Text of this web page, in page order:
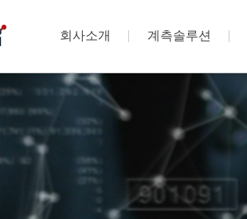
회사소개 계측솔루션